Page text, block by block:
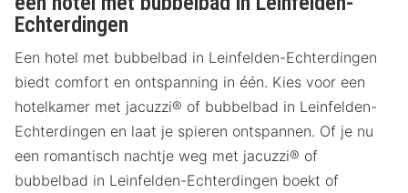
Echterdingen
Een hotel met bubbelbad in Leinfelden-Echterdingen
biedt comfort en ontspanning in één. Kies voor een
hotelkamer met jacuzzi® of bubbelbad in Leinfelden-
Echterdingen en laat je spieren ontspannen. Of je nu
een romantisch nachtje weg met jacuzzi® of
bubbelbad in Leinfelden-Echterdingen boekt of